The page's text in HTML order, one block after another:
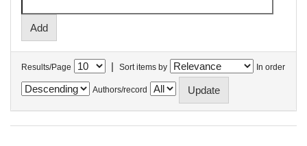
Results/Page | Sort items by In order
Authors/record